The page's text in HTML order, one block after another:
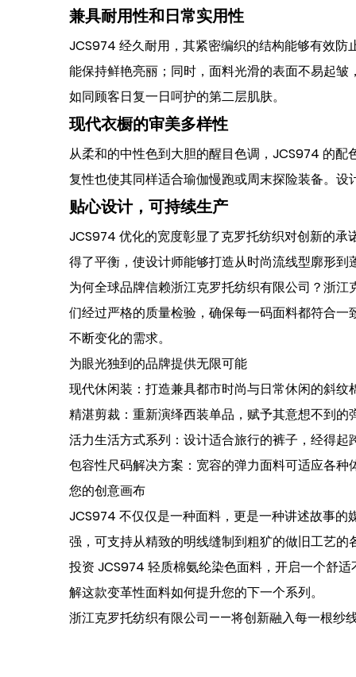
兼具耐用性和日常实用性
JCS974 经久耐用，其紧密编织的结构能够有效
能保持鲜艳亮丽；同时，面料光滑的表面不易起
如同顾客日复一日呵护的第二层肌肤。
现代衣橱的审美多样性
从柔和的中性色到大胆的醒目色调，JCS974 的
复性也使其同样适合瑜伽慢跑或周末探险装备。
贴心设计，可持续生产
JCS974 优化的宽度彰显了克罗托纺织对创新的
得了平衡，使设计师能够打造从时尚流线型廓形到
为何全球品牌信赖浙江克罗托纺织有限公司？浙
们经过严格的质量检验，确保每一码面料都符合
不断变化的需求。
为眼光独到的品牌提供无限可能
现代休闲装：打造兼具都市时尚与日常休闲的斜纹
精湛剪裁：重新演绎西装单品，赋予其意想不到的
活力生活方式系列：设计适合旅行的裤子，经得起
包容性尺码解决方案：宽容的弹力面料可适应各种
您的创意画布
JCS974 不仅仅是一种面料，更是一种讲述故事
强，可支持从精致的明线缝制到粗犷的做旧工艺
投资 JCS974 轻质棉氨纶染色面料，开启一个舒
解这款变革性面料如何提升您的下一个系列。
浙江克罗托纺织有限公司——将创新融入每一根纱